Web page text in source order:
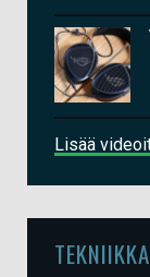
Lisää